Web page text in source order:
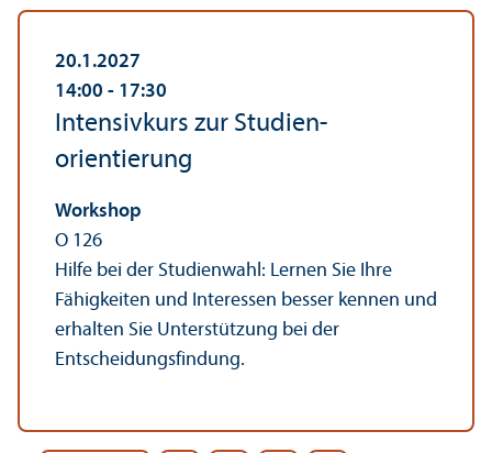
20.1.2027
14:00 ‐ 17:30
Intensivkurs zur Studien­
orientierung
Workshop
O 126
Hilfe bei der Studien­wahl: Lernen Sie Ihre
Fähigkeiten und Interessen besser kennen und
erhalten Sie Unter­stützung bei der
Entscheidungs­findung.